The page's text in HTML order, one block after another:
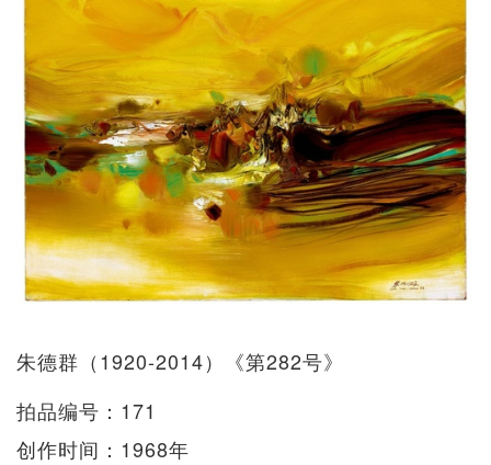
朱德群（1920-2014）《第282号》
拍品编号：171
创作时间：1968年